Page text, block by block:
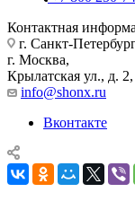
Контактная
г. Санкт-
г. Москва,
Крылатская ул., д.
info@shonx.ru
Вконтакте